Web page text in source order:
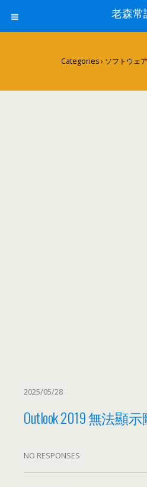
老森常
Categories › ソフトウェ
2025/05/28
Outlook 2019 無法顯
NO RESPONSES